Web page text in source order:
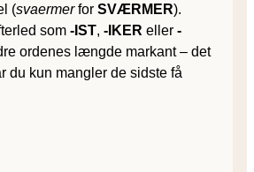
(svaermerfor SVÆRMER).
som -IST, -IKER eller -
ordenes længde markant – det
du kun mangler de sidste få